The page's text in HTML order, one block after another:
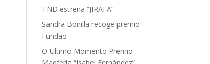
TND estrena “JIRAFA”
Sandra Bonilla recoge premio
Fundão
O Ultimo Momento Premio